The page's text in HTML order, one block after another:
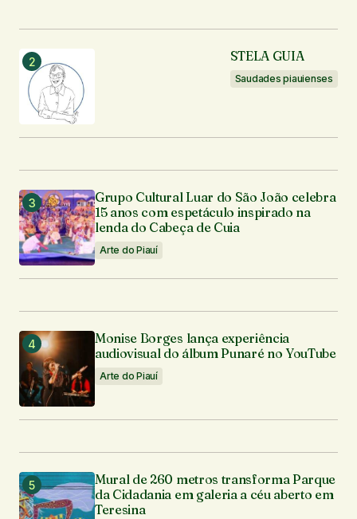
STELA GUIA
Saudades piauienses
Grupo Cultural Luar do São João celebra
15 anos com espetáculo inspirado na
lenda do Cabeça de Cuia
Arte do Piauí
Monise Borges lança experiência
audiovisual do álbum Punaré no YouTube
Arte do Piauí
Mural de 260 metros transforma Parque
da Cidadania em galeria a céu aberto em
Teresina